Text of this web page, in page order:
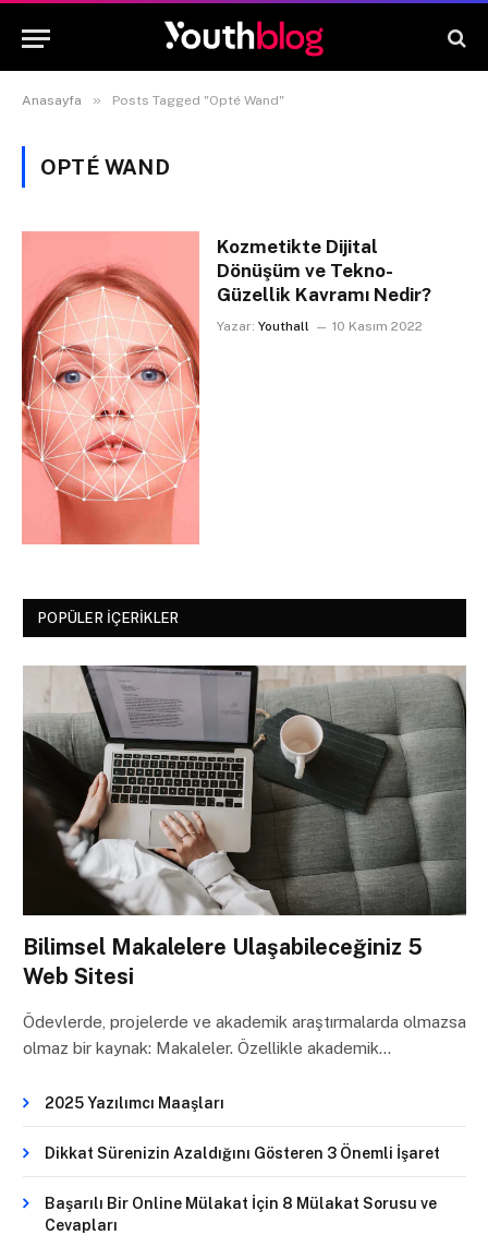
Anasayfa » Posts Tagged "Opté Wand"
OPTÉ WAND
Kozmetikte Dijital
Dönüşüm ve Tekno-
Güzellik Kavramı Nedir?
Yazar: Youthall 10 Kasım 2022
POPÜLER İÇERIKLER
Bilimsel Makalelere Ulaşabileceğiniz 5
Web Sitesi
Ödevlerde, projelerde ve akademik araştırmalarda olmazsa
olmaz bir kaynak: Makaleler. Özellikle akademik…
2025 Yazılımcı Maaşları
Dikkat Sürenizin Azaldığını Gösteren 3 Önemli İşaret
Başarılı Bir Online Mülakat İçin 8 Mülakat Sorusu ve
Cevapları